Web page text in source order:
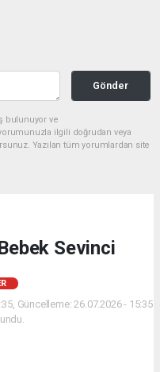
Gönder
bulunuyor ve
ilgili doğrudan veya
Yazılan tüm yorumlardan site
Sevinci
Güncelleme: 26.07.2026 - 15:35